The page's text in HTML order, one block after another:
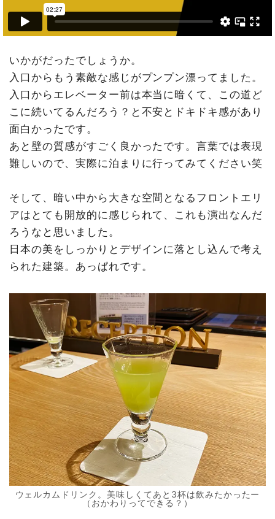
いかがだったでしょうか。
入口からもう素敵な感じがプンプン漂ってました。
入口からエレベーター前は本当に暗くて、この道ど
こに続いてるんだろう？と不安とドキドキ感があり
面白かったです。
あと壁の質感がすごく良かったです。言葉では表現
難しいので、実際に泊まりに行ってみてください笑
そして、暗い中から大きな空間となるフロントエリ
アはとても開放的に感じられて、これも演出なんだ
ろうなと思いました。
日本の美をしっかりとデザインに落とし込んで考え
られた建築。あっぱれです。
ウェルカムドリンク。美味しくてあと3杯は飲みたかったー
（おかわりってできる？）